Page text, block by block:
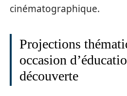
cinématographique.
Projections
occasion
découverte